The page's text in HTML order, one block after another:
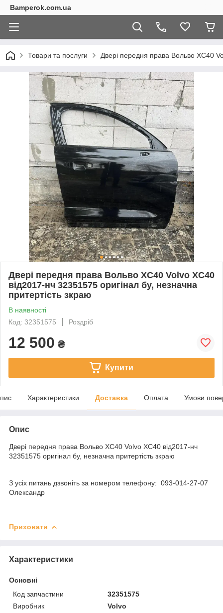
Bamperok.com.ua
Товари та послуги Двері передня права Вольво XC40
Двері передня права Вольво XC40 Volvo XC40
від2017-нч 32351575 оригінал бу, незначна
притертість зкраю
В наявності
Код: 32351575
Роздріб
12 500 ₴
Купити
Характеристики Доставка Оплата Умови
Опис
Двері передня права Вольво XC40 Volvo XC40 від2017-нч
32351575 оригінал бу, незначна притертість зкраю
З усіх питань дзвоніть за номером телефону: 093-014-27-07
Олександр
Приховати
Характеристики
Основні
Код запчастини
32351575
Виробник
Volvo